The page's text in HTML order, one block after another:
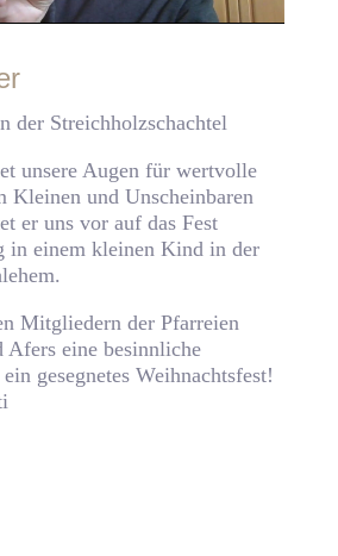
der Streichholzschachtel
unsere Augen für wertvolle
Kleinen und Unscheinbaren
er uns vor auf das Fest
in einem kleinen Kind in der
Mitgliedern der Pfarreien
Afers eine besinnliche
gesegnetes Weihnachtsfest!